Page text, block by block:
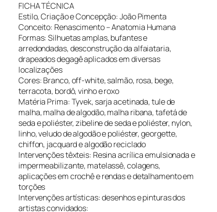
FICHA TÉCNICA
Estilo, Criação e Concepção: João Pimenta
Conceito: Renascimento – Anatomia Humana
Formas: Silhuetas amplas, bufantes e
arredondadas, desconstrução da alfaiataria,
drapeados degagê aplicados em diversas
localizações
Cores: Branco, off-white, salmão, rosa, bege,
terracota, bordô, vinho e roxo
Matéria Prima: Tyvek, sarja acetinada, tule de
malha, malha de algodão, malha ribana, tafetá de
seda e poliéster, zibeline de seda e poliéster, nylon,
linho, veludo de algodão e poliéster, georgette,
chiffon, jacquard e algodão reciclado
Intervenções têxteis: Resina acrílica emulsionada e
impermeabilizante, matelassê, colagens,
aplicações em crochê e rendas e detalhamento em
torções
Intervenções artísticas: desenhos e pinturas dos
artistas convidados: